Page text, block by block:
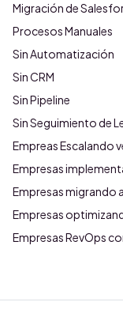
Migración de
Procesos Manuales
Sin Automatización
Sin CRM
Sin Pipeline
Sin Seguimiento de
Empreas Escalando
Empresas
Empresas migrando
Empresas
Empresas RevOps